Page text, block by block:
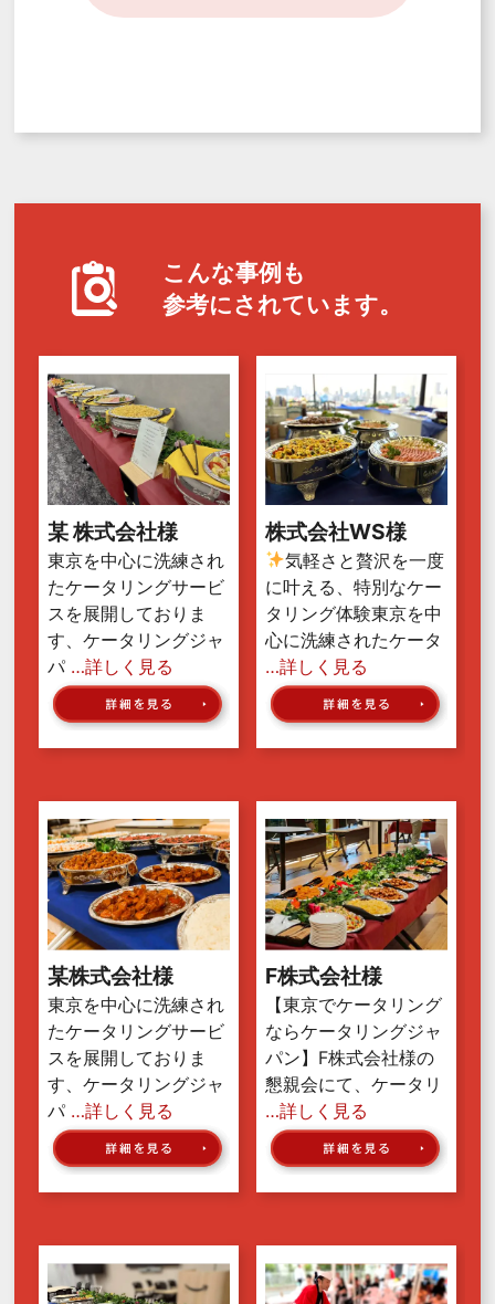
こんな事例も
参考にされています。
某 株式会社様
東京を中心に洗練され
たケータリングサービ
スを展開しておりま
す、ケータリングジャ
パ …詳しく見る
株式会社WS様
気軽さと贅沢を一度
に叶える、特別なケー
タリング体験東京を中
心に洗練されたケータ
…詳しく見る
某株式会社様
東京を中心に洗練され
たケータリングサービ
スを展開しておりま
す、ケータリングジャ
パ …詳しく見る
F株式会社様
【東京でケータリング
ならケータリングジャ
パン】F株式会社様の
懇親会にて、ケータリ
…詳しく見る